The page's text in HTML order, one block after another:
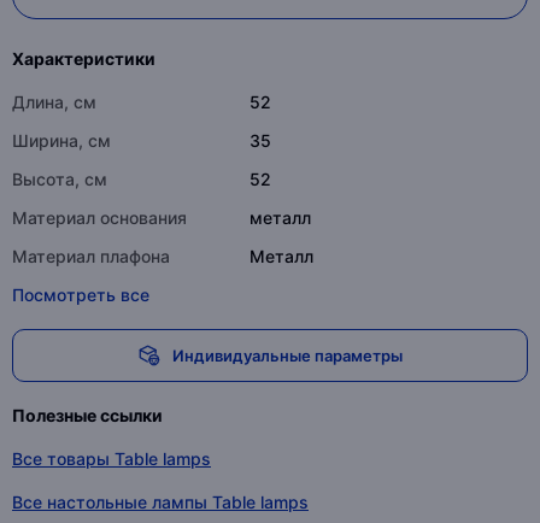
Характеристики
Длина, см
52
Ширина, см
35
Высота, см
52
Материал основания
металл
Материал плафона
Металл
Посмотреть все
Индивидуальные параметры
Полезные ссылки
Все товары Table lamps
Все настольные лампы Table lamps